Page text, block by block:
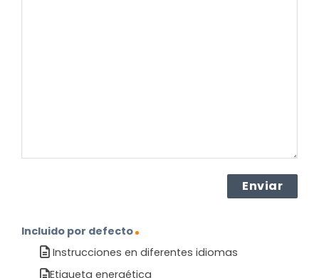
Incluido por defecto
Instrucciones en diferentes idiomas
Etiqueta energética